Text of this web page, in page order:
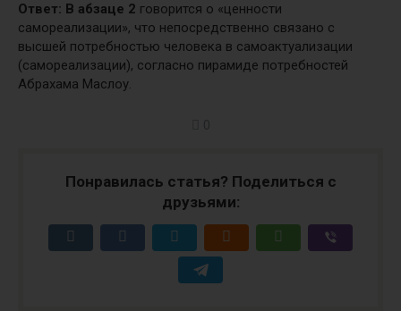
Ответ: В абзаце 2 говорится о «ценности
самореализации», что непосредственно связано с
высшей потребностью человека в самоактуализации
(самореализации), согласно пирамиде потребностей
Абрахама Маслоу.
Понравилась статья? Поделиться с
друзьями: